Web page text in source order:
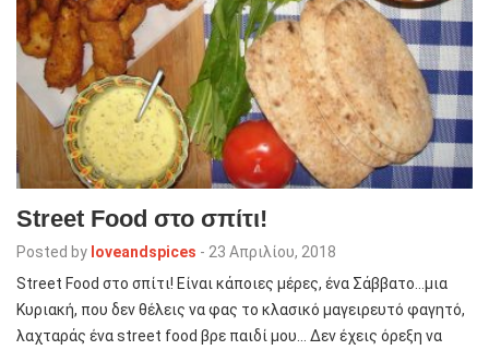
Street Food στο σπίτι!
Posted by loveandspices - 23 Απριλίου, 2018
Street Food στο σπίτι! Είναι κάποιες μέρες, ένα Σάββατο…μια
Κυριακή, που δεν θέλεις να φας το κλασικό μαγειρευτό φαγητό,
λαχταράς ένα street food βρε παιδί μου… Δεν έχεις όρεξη να